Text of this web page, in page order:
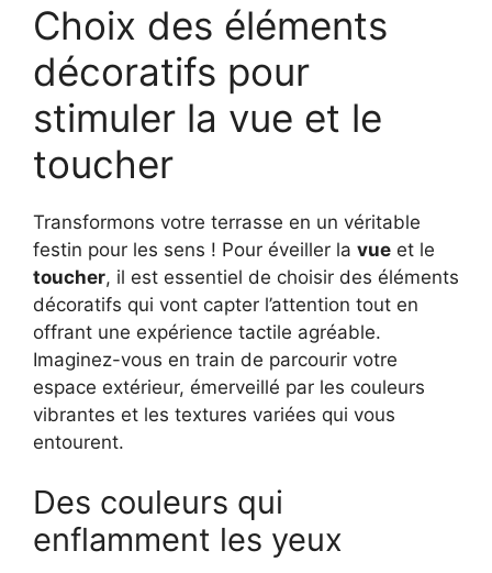
Choix des éléments
décoratifs pour
stimuler la vue et le
toucher
Transformons votre terrasse en un véritable
festin pour les sens ! Pour éveiller la vue et le
toucher, il est essentiel de choisir des éléments
décoratifs qui vont capter l’attention tout en
offrant une expérience tactile agréable.
Imaginez-vous en train de parcourir votre
espace extérieur, émerveillé par les couleurs
vibrantes et les textures variées qui vous
entourent.
Des couleurs qui
enflamment les yeux